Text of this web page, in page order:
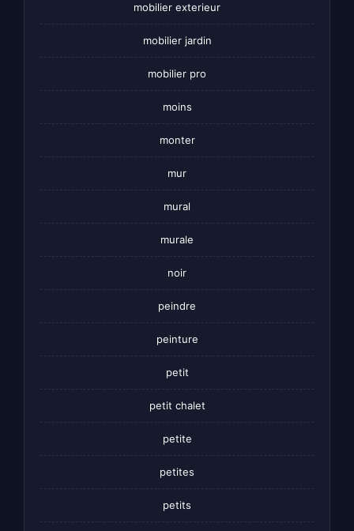
mobilier exterieur
mobilier jardin
mobilier pro
moins
monter
mur
mural
murale
noir
peindre
peinture
petit
petit chalet
petite
petites
petits